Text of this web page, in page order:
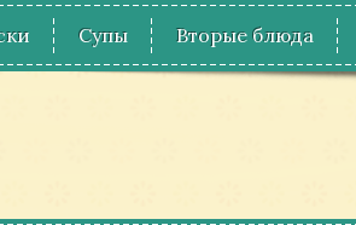
Супы Вторые блюда